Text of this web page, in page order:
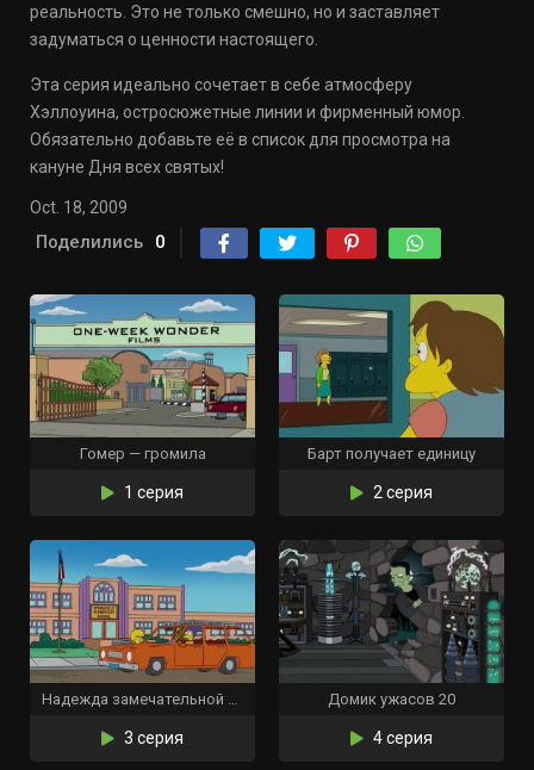
реальность. Это не только смешно, но и заставляет
задуматься о ценности настоящего.
Эта серия идеально сочетает в себе атмосферу
Хэллоуина, остросюжетные линии и фирменный юмор.
Обязательно добавьте её в список для просмотра на
кануне Дня всех святых!
Oct. 18, 2009
Поделились 0
Гомер — громила
1 серия
Барт получает единицу
2 серия
Надежда замечательной жены
3 серия
Домик ужасов 20
4 серия